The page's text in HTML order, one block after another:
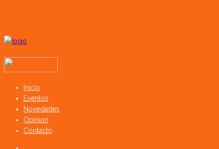
Inicio
Eventos
Novedades
Opinión
Contacto